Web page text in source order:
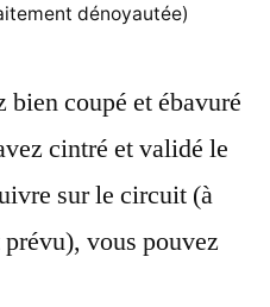
dénoyautée)
coupé et ébavuré
cintré et validé le
sur le circuit (à
vous pouvez